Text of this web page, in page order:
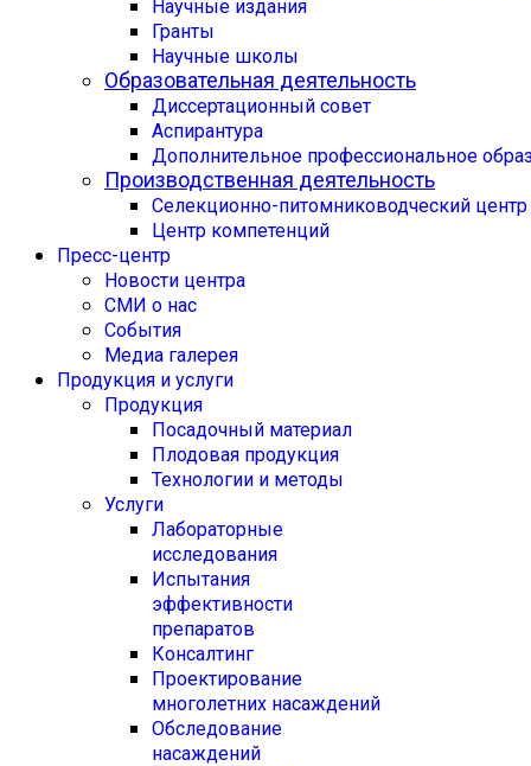
Научные издания
Гранты
Научные школы
Образовательная деятельность
Диссертационный совет
Аспирантура
Дополнительное профессиональное
Производственная деятельность
Селекционно-питомниководческий центр
Центр компетенций
Пресс-центр
Новости центра
СМИ о нас
События
Медиа галерея
Продукция и услуги
Продукция
Посадочный материал
Плодовая продукция
Технологии и методы
Услуги
Лабораторные
исследования
Испытания
эффективности
препаратов
Консалтинг
Проектирование
многолетних насаждений
Обследование
насаждений